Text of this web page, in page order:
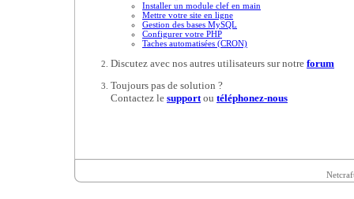
Installer un module clef en main
Mettre votre site en ligne
Gestion des bases MySQL
Configurer votre PHP
Taches automatisées (CRON)
Discutez avec nos autres utilisateurs sur notre forum
Toujours pas de solution ?
Contactez le supportou téléphonez-nous